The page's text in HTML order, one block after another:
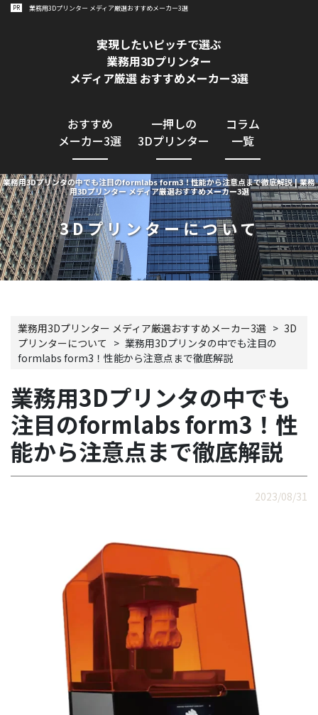
PR 業務用3Dプリンター メディア厳選おすすめメーカー3選
業務用3Dプリンター導入GUIDE
実現したいピッチで選ぶ
業務用3Dプリンター
メディア厳選 おすすめメーカー3選
おすすめ
メーカー3選
一押しの
3Dプリンター
コラム
一覧
業務用3Dプリンタの中でも注目のformlabs form3！性能から注意点まで徹底解説 | 業務
用3Dプリンター メディア厳選おすすめメーカー3選
3Dプリンターについて
業務用3Dプリンター メディア厳選おすすめメーカー3選 > 3D
プリンターについて > 業務用3Dプリンタの中でも注目の
formlabs form3！性能から注意点まで徹底解説
業務用3Dプリンタの中でも
注目のformlabs form3！性
能から注意点まで徹底解説
2023/08/31